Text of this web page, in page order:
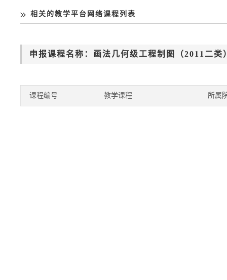
相关的教学平台网络课程列表
申报课程名称：画法几何级工程制图（2011
课程编号 教学课程 所属